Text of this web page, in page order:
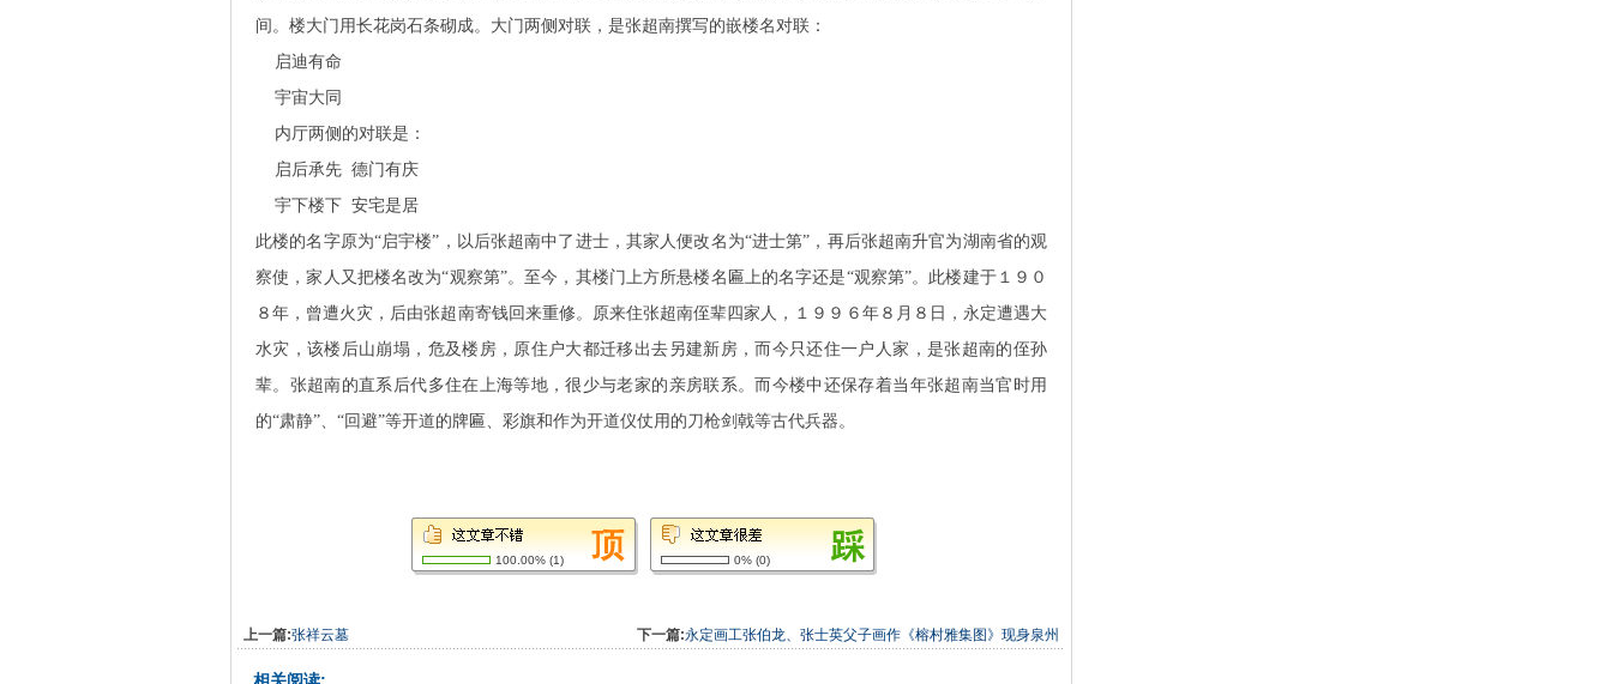
间。楼大门用长花岗石条砌成。大门两侧对联，是张超南撰写的嵌楼名对联：
启迪有命
宇宙大同
内厅两侧的对联是：
启后承先 德门有庆
宇下楼下 安宅是居
此楼的名字原为“启宇楼”，以后张超南中了进士，其家人便改名为“进士第”，再后张超南升官为湖南省的观
察使，家人又把楼名改为“观察第”。至今，其楼门上方所悬楼名匾上的名字还是“观察第”。此楼建于１９０
８年，曾遭火灾，后由张超南寄钱回来重修。原来住张超南侄辈四家人，１９９６年８月８日，永定遭遇大
水灾，该楼后山崩塌，危及楼房，原住户大都迁移出去另建新房，而今只还住一户人家，是张超南的侄孙
辈。张超南的直系后代多住在上海等地，很少与老家的亲房联系。而今楼中还保存着当年张超南当官时用
的“肃静”、“回避”等开道的牌匾、彩旗和作为开道仪仗用的刀枪剑戟等古代兵器。
100.00% (1) 0% (0)
上一篇:张祥云墓 下一篇:永定画工张伯龙、张士英父子画作《榕村雅集图》现身泉州